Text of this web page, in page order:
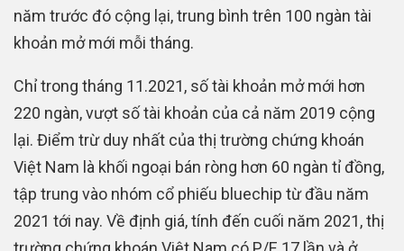
năm trước đó cộng lại, trung bình trên 100 ngàn tài
khoản mở mới mỗi tháng.
Chỉ trong tháng 11.2021, số tài khoản mở mới hơn
220 ngàn, vượt số tài khoản của cả năm 2019 cộng
lại. Điểm trừ duy nhất của thị trường chứng khoán
Việt Nam là khối ngoại bán ròng hơn 60 ngàn tỉ đồng,
tập trung vào nhóm cổ phiếu bluechip từ đầu năm
2021 tới nay. Về định giá, tính đến cuối năm 2021, thị